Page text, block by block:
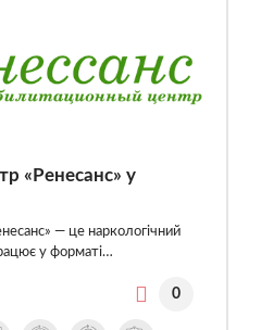
«Ренесанс» у
— це наркологічний
у форматі…
0